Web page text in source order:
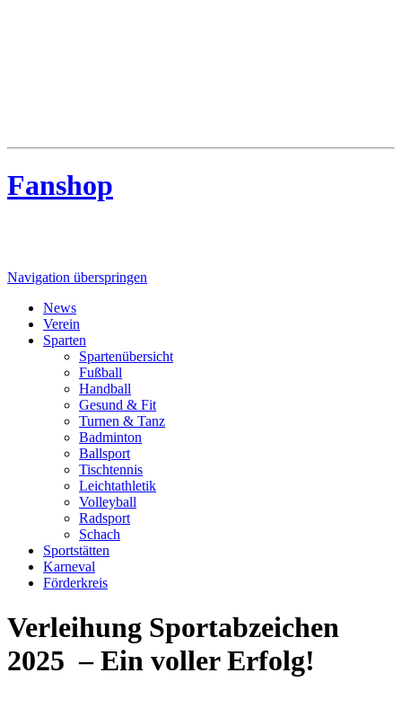
Fanshop
Navigation überspringen
News
Verein
Sparten
Spartenübersicht
Fußball
Handball
Gesund & Fit
Turnen & Tanz
Badminton
Ballsport
Tischtennis
Leichtathletik
Volleyball
Radsport
Schach
Sportstätten
Karneval
Förderkreis
Verleihung Sportabzeichen
2025 – Ein voller Erfolg!